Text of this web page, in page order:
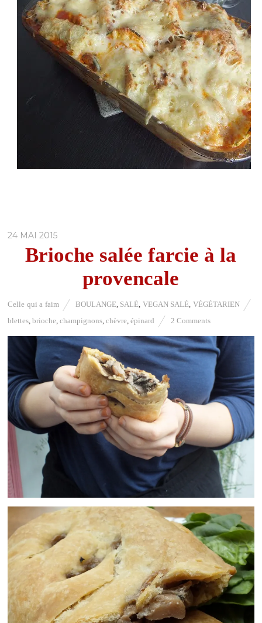
24 MAI 2015
Brioche salée farcie à la
provencale
Celle qui a faim BOULANGE, SALÉ, VEGAN SALÉ, VÉGÉTARIEN
blettes,brioche,champignons,chèvre,épinard 2 Comments